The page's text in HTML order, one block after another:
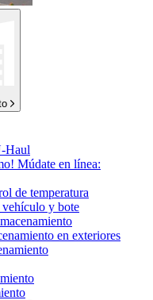
Haul
Múdate en línea:
de temperatura
y bote
en exteriores